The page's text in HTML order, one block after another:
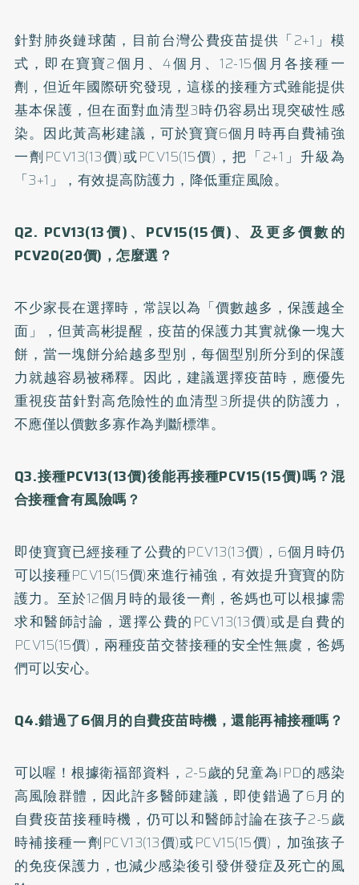
針對肺炎鏈球菌，目前台灣公費疫苗提供「2+1」模
式，即在寶寶2個月、4個月、12-15個月各接種一
劑，但近年國際研究發現，這樣的接種方式雖能提供
基本保護，但在面對血清型3時仍容易出現突破性感
染。因此黃高彬建議，可於寶寶6個月時再自費補強
一劑PCV13(13價)或PCV15(15價)，把「2+1」升級為
「3+1」，有效提高防護力，降低重症風險。
Q2. PCV13(13價)、PCV15(15價)、及更多價數的
PCV20(20價)，怎麼選？
不少家長在選擇時，常誤以為「價數越多，保護越全
面」，但黃高彬提醒，疫苗的保護力其實就像一塊大
餅，當一塊餅分給越多型別，每個型別所分到的保護
力就越容易被稀釋。因此，建議選擇疫苗時，應優先
重視疫苗針對高危險性的血清型3所提供的防護力，
不應僅以價數多寡作為判斷標準。
Q3.接種PCV13(13價)後能再接種PCV15(15價)嗎？混
合接種會有風險嗎？
即使寶寶已經接種了公費的PCV13(13價)，6個月時仍
可以接種PCV15(15價)來進行補強，有效提升寶寶的防
護力。至於12個月時的最後一劑，爸媽也可以根據需
求和醫師討論，選擇公費的PCV13(13價)或是自費的
PCV15(15價)，兩種疫苗交替接種的安全性無虞，爸媽
們可以安心。
Q4.錯過了6個月的自費疫苗時機，還能再補接種嗎？
可以喔！根據衛福部資料，2-5歲的兒童為IPD的感染
高風險群體，因此許多醫師建議，即使錯過了6月的
自費疫苗接種時機，仍可以和醫師討論在孩子2-5歲
時補接種一劑PCV13(13價)或PCV15(15價)，加強孩子
的免疫保護力，也減少感染後引發併發症及死亡的風